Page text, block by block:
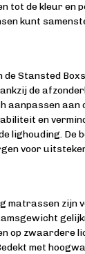
tot de kleur en
kunt
de Stansted
de
aanpassen aan
en
lighouding. De
voor
matrassen zijn
op zwaardere
met